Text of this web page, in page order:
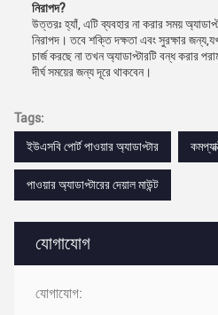
যোগাযোগ
যোগাযোগ:
নিরাপদ?
উত্তরঃ হ্যাঁ, এটি ব্যবহার না করার সময়
নিরাপদ। তবে শক্তি দক্ষতা এবং সুরক্ষার
চার্জ করছে না তখন অ্যাডাপ্টারটি বন্ধ করার
দীর্ঘ সময়ের জন্য দূরে থাকবেন।
Tags:
ইউএসবি পোর্ট পাওয়ার অ্যাডাপ্টার
পাওয়ার অ্যাডাপ্টারের দেয়াল মাউন্ট